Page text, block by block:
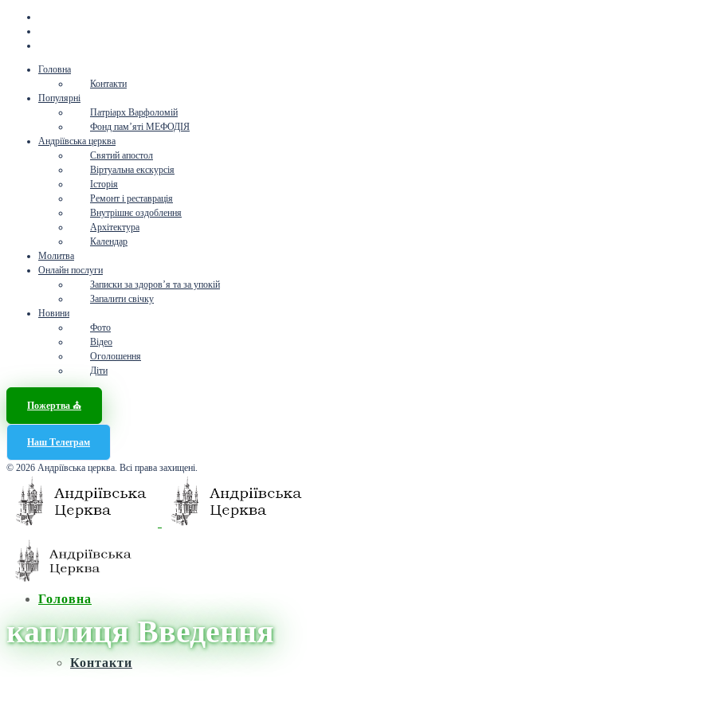
Головна
Контакти
Популярні
Патріарх Варфоломій
Фонд пам’яті МЕФОДІЯ
Андріївська церква
Святий апостол
Віртуальна екскурсія
Історія
Ремонт і реставрація
Внутрішнє оздоблення
Архітектура
Календар
Молитва
Онлайн послуги
Записки за здоров’я та за упокій
Запалити свічку
Новини
Фото
Відео
Оголошення
Діти
Пожертва ⛪️
Наш Телеграм
© 2026 Андріївська церква. Всі права захищені.
Головна
Контакти
каплиця Введення